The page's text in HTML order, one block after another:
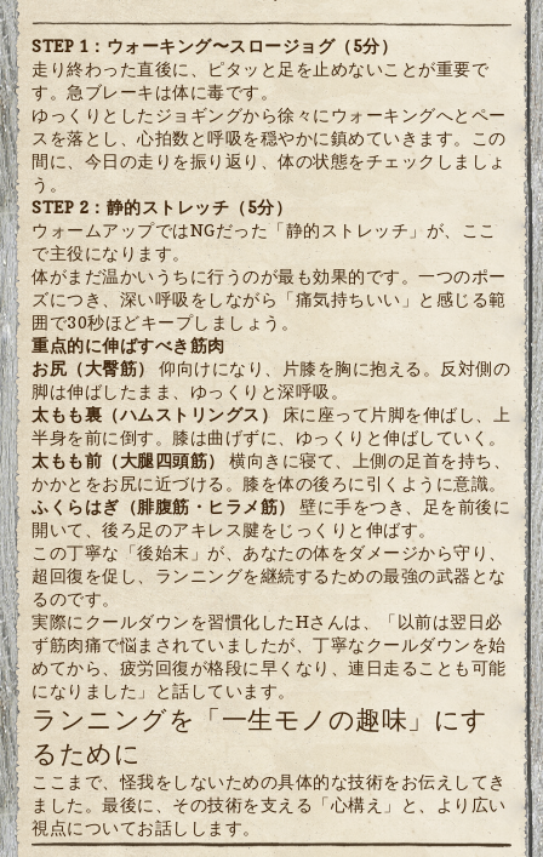
STEP 1：ウォーキング〜スロージョグ（5分）
走り終わった直後に、ピタッと足を止めないことが重要で
す。急ブレーキは体に毒です。
ゆっくりとしたジョギングから徐々にウォーキングへとペー
スを落とし、心拍数と呼吸を穏やかに鎮めていきます。この
間に、今日の走りを振り返り、体の状態をチェックしましょ
う。
STEP 2：静的ストレッチ（5分）
ウォームアップではNGだった「静的ストレッチ」が、ここ
で主役になります。
体がまだ温かいうちに行うのが最も効果的です。一つのポー
ズにつき、深い呼吸をしながら「痛気持ちいい」と感じる範
囲で30秒ほどキープしましょう。
重点的に伸ばすべき筋肉
お尻（大臀筋） 仰向けになり、片膝を胸に抱える。反対側の
脚は伸ばしたまま、ゆっくりと深呼吸。
太もも裏（ハムストリングス）
床に座って片脚を伸ばし、上
半身を前に倒す。膝は曲げずに、ゆっくりと伸ばしていく。
太もも前（大腿四頭筋）
横向きに寝て、上側の足首を持ち、
かかとをお尻に近づける。膝を体の後ろに引くように意識。
ふくらはぎ（腓腹筋・ヒラメ筋）
壁に手をつき、足を前後に
開いて、後ろ足のアキレス腱をじっくりと伸ばす。
この丁寧な「後始末」が、あなたの体をダメージから守り、
超回復を促し、ランニングを継続するための最強の武器とな
るのです。
実際にクールダウンを習慣化したHさんは、「以前は翌日必
ず筋肉痛で悩まされていましたが、丁寧なクールダウンを始
めてから、疲労回復が格段に早くなり、連日走ることも可能
になりました」と話しています。
ランニングを「一生モノの趣味」にす
るために
ここまで、怪我をしないための具体的な技術をお伝えしてき
ました。最後に、その技術を支える「心構え」と、より広い
視点についてお話しします。